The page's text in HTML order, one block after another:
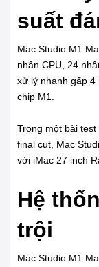
suất
Mac Studio M1
nhân CPU, 24
xử lý nhanh gấp 4
chip M1.
Trong một bài
final cut, Mac
với iMac 27 inch
Hệ
trội
Mac Studio M1